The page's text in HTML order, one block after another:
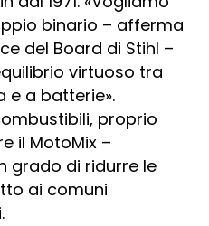
binario – afferma
del Board di Stihl –
virtuoso tra
e a batterie».
proprio
il MotoMix –
grado di ridurre le
ai comuni